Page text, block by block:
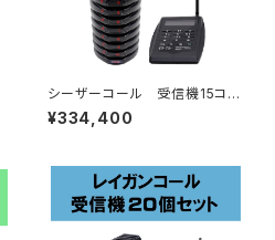
シーザーコール 受信機15コセ
ット
¥334,400